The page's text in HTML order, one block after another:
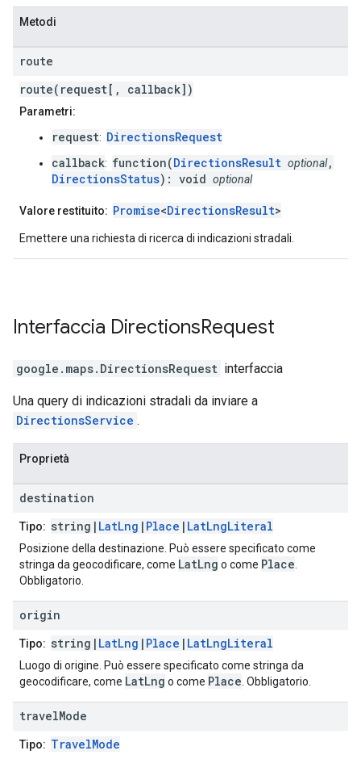
Metodi
route
route(request[, callback])
Parametri:
request: DirectionsRequest
callback: function(DirectionsResult optional,
DirectionsStatus): void optional
Valore restituito: Promise<DirectionsResult>
Emettere una richiesta di ricerca di indicazioni stradali.
Interfaccia DirectionsRequest
google.maps. DirectionsRequest interfaccia
Una query di indicazioni stradali da inviare a
DirectionsService .
Proprietà
destination
Tipo: string| LatLng | Place | LatLngLiteral
Posizione della destinazione. Può essere specificato come
stringa da geocodificare, come LatLng o come Place.
Obbligatorio.
origin
Tipo: string| LatLng | Place | LatLngLiteral
Luogo di origine. Può essere specificato come stringa da
geocodificare, come LatLng o come Place. Obbligatorio.
travelMode
Tipo: TravelMode